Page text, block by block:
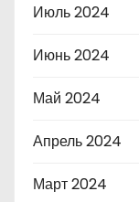
Июль 2024
Июнь 2024
Май 2024
Апрель 2024
Март 2024